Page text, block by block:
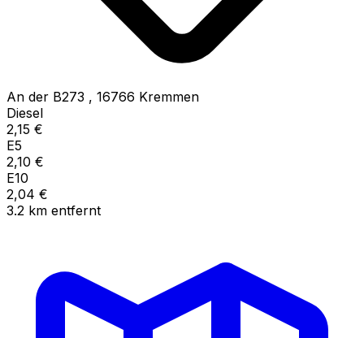
An der B273 , 16766 Kremmen
Diesel
2,15 €
E5
2,10 €
E10
2,04 €
3.2 km entfernt